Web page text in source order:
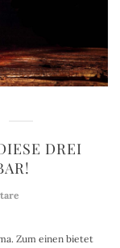
DREI
Zum einen bietet